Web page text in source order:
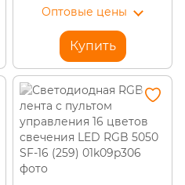
Оптовые цены
Купить